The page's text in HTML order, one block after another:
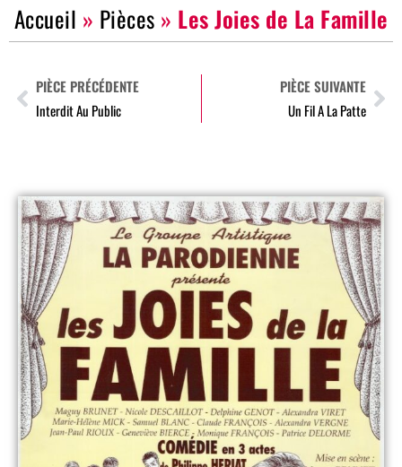
Accueil » Pièces » Les Joies de La Famille
PIÈCE PRÉCÉDENTE
Interdit Au Public
PIÈCE SUIVANTE
Un Fil A La Patte